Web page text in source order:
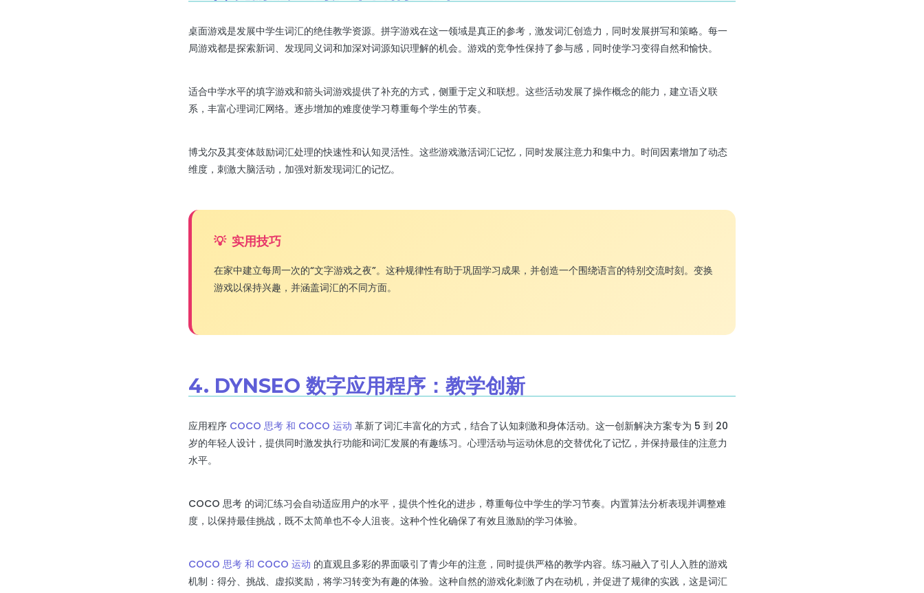
桌面游戏是发展中学生词汇的绝佳教学资源。拼字游戏在这一领域是真正的参考，激发词汇创造力，同时发展拼写和策略。每一
局游戏都是探索新词、发现同义词和加深对词源知识理解的机会。游戏的竞争性保持了参与感，同时使学习变得自然和愉快。
适合中学水平的填字游戏和箭头词游戏提供了补充的方式，侧重于定义和联想。这些活动发展了操作概念的能力，建立语义联
系，丰富心理词汇网络。逐步增加的难度使学习尊重每个学生的节奏。
博戈尔及其变体鼓励词汇处理的快速性和认知灵活性。这些游戏激活词汇记忆，同时发展注意力和集中力。时间因素增加了动态
维度，刺激大脑活动，加强对新发现词汇的记忆。
实用技巧
在家中建立每周一次的“文字游戏之夜”。这种规律性有助于巩固学习成果，并创造一个围绕语言的特别交流时刻。变换
游戏以保持兴趣，并涵盖词汇的不同方面。
4. DYNSEO 数字应用程序：教学创新
应用程序 COCO 思考 和 COCO 运动 革新了词汇丰富化的方式，结合了认知刺激和身体活动。这一创新解决方案专为 5 到 20
岁的年轻人设计，提供同时激发执行功能和词汇发展的有趣练习。心理活动与运动休息的交替优化了记忆，并保持最佳的注意力
水平。
COCO 思考 的词汇练习会自动适应用户的水平，提供个性化的进步，尊重每位中学生的学习节奏。内置算法分析表现并调整难
度，以保持最佳挑战，既不太简单也不令人沮丧。这种个性化确保了有效且激励的学习体验。
COCO 思考 和 COCO 运动 的直观且多彩的界面吸引了青少年的注意，同时提供严格的教学内容。练习融入了引人入胜的游戏
机制：得分、挑战、虚拟奖励，将学习转变为有趣的体验。这种自然的游戏化刺激了内在动机，并促进了规律的实践，这是词汇